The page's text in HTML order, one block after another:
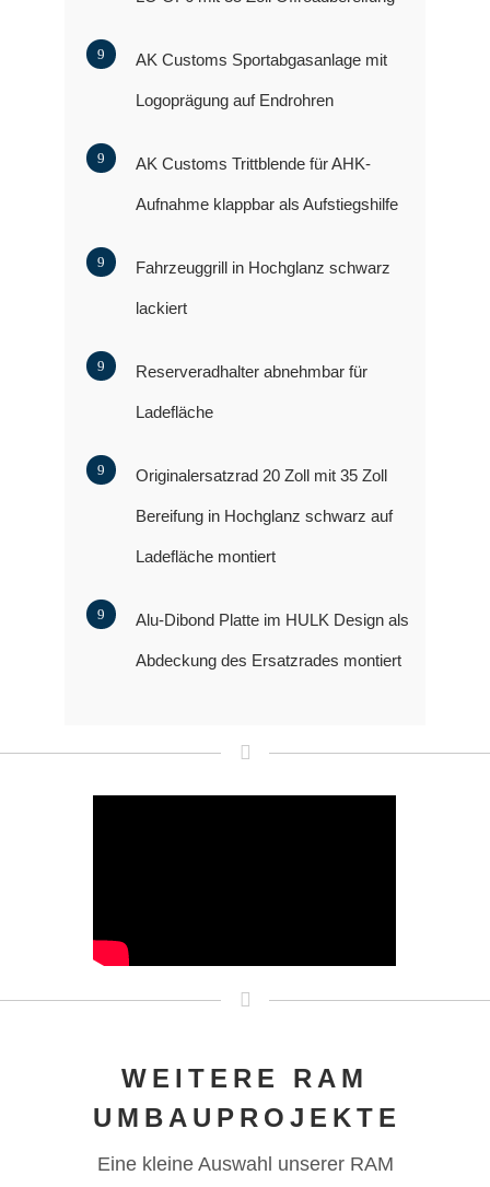
AK Customs Sportabgasanlage mit
Logoprägung auf Endrohren
AK Customs Trittblende für AHK-
Aufnahme klappbar als Aufstiegshilfe
Fahrzeuggrill in Hochglanz schwarz
lackiert
Reserveradhalter abnehmbar für
Ladefläche
Originalersatzrad 20 Zoll mit 35 Zoll
Bereifung in Hochglanz schwarz auf
Ladefläche montiert
Alu-Dibond Platte im HULK Design als
Abdeckung des Ersatzrades montiert
WEITERE RAM
UMBAUPROJEKTE
Eine kleine Auswahl unserer RAM